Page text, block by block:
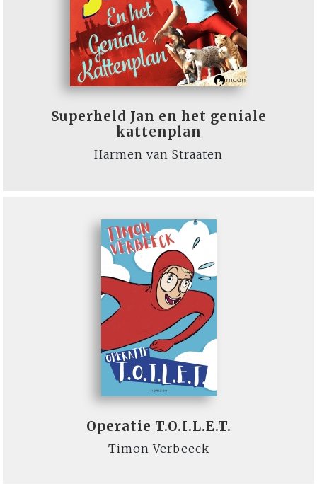
Superheld Jan en het geniale
kattenplan
Harmen van Straaten
Operatie T.O.I.L.E.T.
Timon Verbeeck